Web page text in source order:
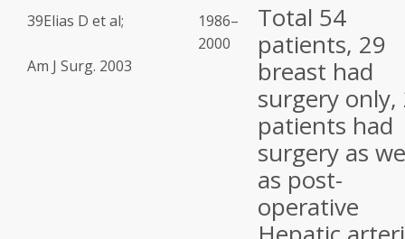
39Elias D et al;
Am J Surg. 2003
1986–
2000
Total 54
patients, 29
breast had
surgery only,
patients had
surgery as
as post-
operative